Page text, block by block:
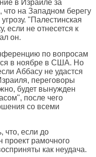
в Израиле за
что на Западном берегу
"Палестинская
если не отнесется к
он.
по вопросам
в ноябре в США. Но
Аббасу не удастся
переговоры
будет вынужден
после чего
со всеми
что, если до
проект рамочного
как неудача.